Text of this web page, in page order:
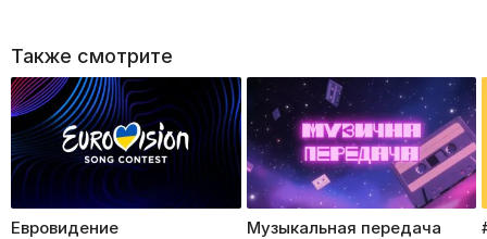
Также смотрите
Евровидение Музыкальная передача